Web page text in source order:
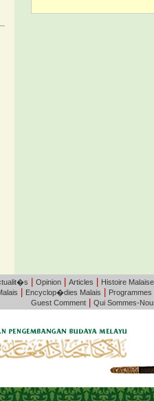
Opinion| Articles Histoire Malaise
Encyclop�dies Malais Programmes
Guest Comment Qui Sommes-